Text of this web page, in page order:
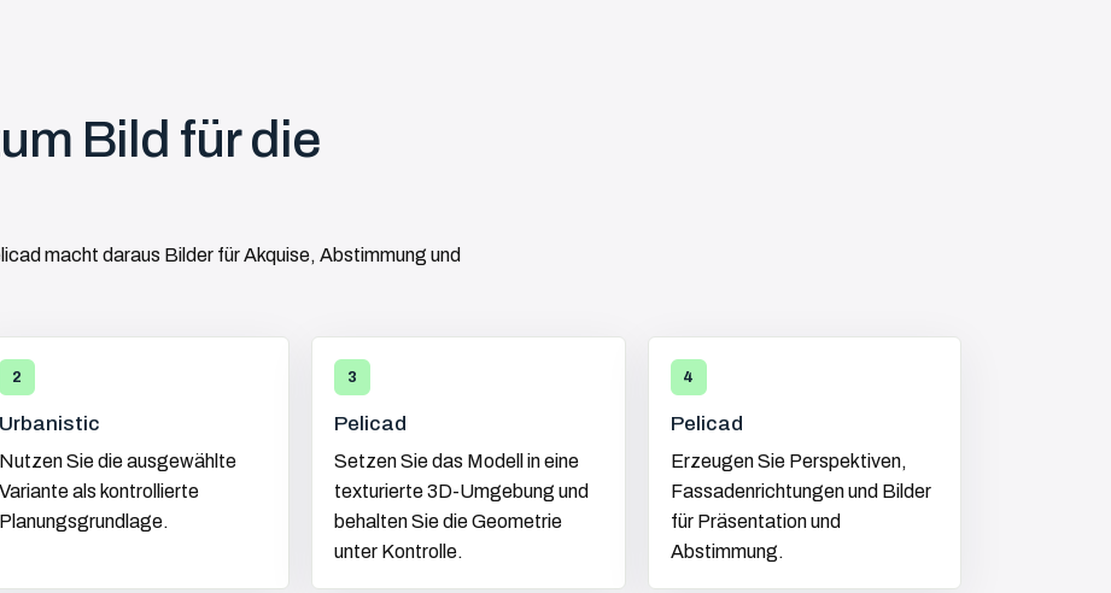
Bild für die
macht daraus Bilder für Akquise, Abstimmung und
2
Urbanistic
Nutzen Sie die ausgewählte
Variante als kontrollierte
Planungsgrundlage.
3
Pelicad
Setzen Sie das Modell in eine
texturierte 3D-Umgebung und
behalten Sie die Geometrie
unter Kontrolle.
4
Pelicad
Erzeugen Sie Perspektiven,
Fassadenrichtungen und Bilder
für Präsentation und
Abstimmung.